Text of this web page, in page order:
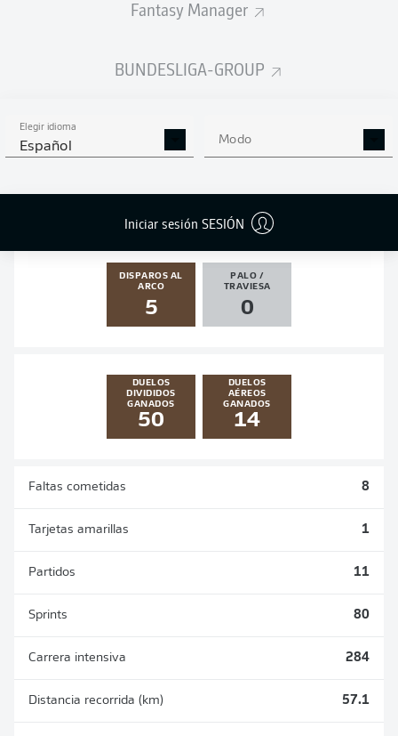
Fantasy Manager
BUNDESLIGA-GROUP
Elegir idioma
Español Modo
Iniciar sesión SESIÓN
ESTADÍSTICAS
DISPAROS AL
ARCO
5
PALO /
TRAVIESA
0
DUELOS
DIVIDIDOS
GANADOS
50
DUELOS
AÉREOS
GANADOS
14
Faltas cometidas 8
Tarjetas amarillas 1
Partidos 11
Sprints 80
Carrera intensiva 284
Distancia recorrida (km) 57.1